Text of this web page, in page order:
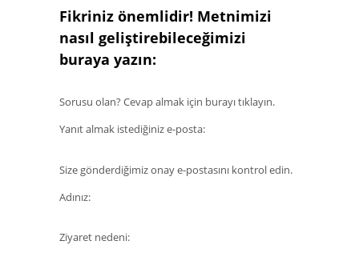
Fikriniz önemlidir! Metnimizi
nasıl geliştirebileceğimizi
buraya yazın:
Sorusu olan? Cevap almak için burayı tıklayın.
Yanıt almak istediğiniz e-posta:
Size gönderdiğimiz onay e-postasını kontrol edin.
Adınız:
Ziyaret nedeni: